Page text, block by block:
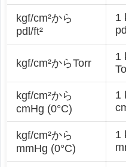
kgf/cm²から
pdl/ft²
1
kgf/cm²からTorr
1
kgf/cm²から
cmHg (0°C)
1
kgf/cm²から
mmHg (0°C)
1